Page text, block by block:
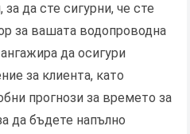
да сте сигурни, че сте
за вашата водопроводна
да осигури
за клиента, като
прогнози за времето за
да бъдете напълно